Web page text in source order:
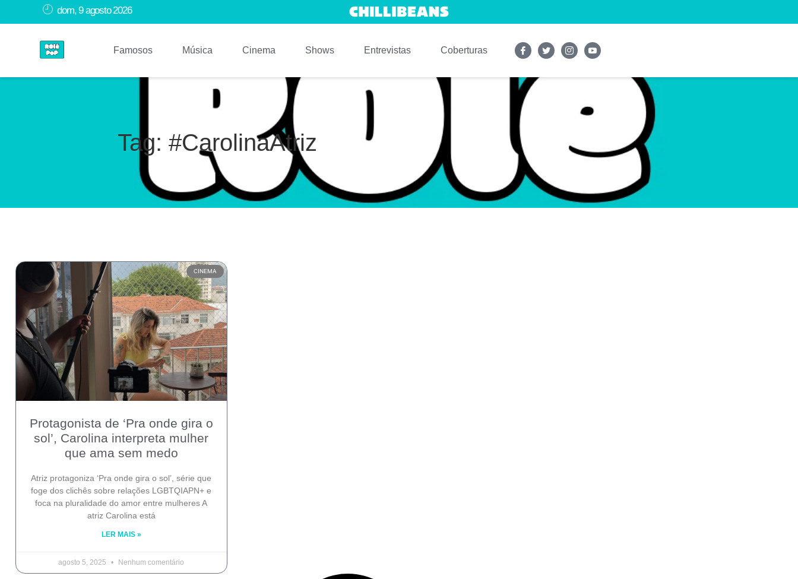
dom, 9 agosto 2026
Famosos Música Cinema Shows Entrevistas Coberturas
Tag: #CarolinaAtriz
CINEMA
Protagonista de ‘Pra onde gira o
sol’, Carolina interpreta mulher
que ama sem medo
Atriz protagoniza ‘Pra onde gira o sol’, série que
foge dos clichês sobre relações LGBTQIAPN+ e
foca na pluralidade do amor entre mulheres A
atriz Carolina está
LER MAIS »
agosto 5, 2025 Nenhum comentário